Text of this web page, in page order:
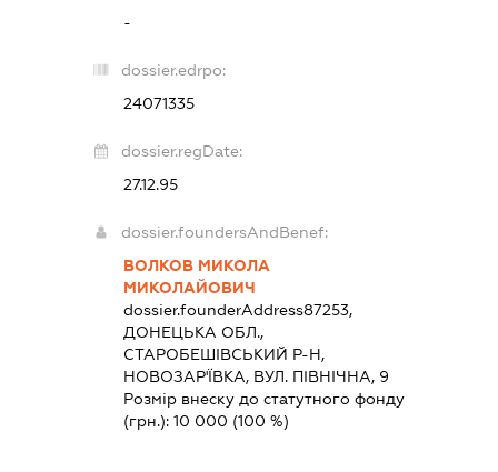
-
dossier.edrpo:
24071335
dossier.regDate:
27.12.95
dossier.foundersAndBenef:
ВОЛКОВ МИКОЛА
МИКОЛАЙОВИЧ
dossier.founderAddress87253,
ДОНЕЦЬКА ОБЛ.,
СТАРОБЕШІВСЬКИЙ Р-Н,
НОВОЗАР'ЇВКА, ВУЛ. ПІВНІЧНА, 9
Розмір внеску до статутного фонду
(грн.):10 000 (100 %)